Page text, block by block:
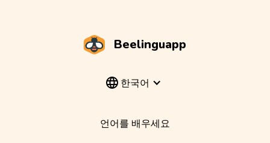
Beelinguapp
한국어
언어를 배우세요